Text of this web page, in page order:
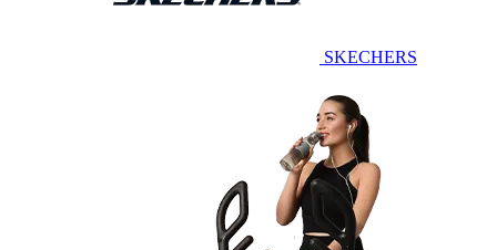
SKECHERS